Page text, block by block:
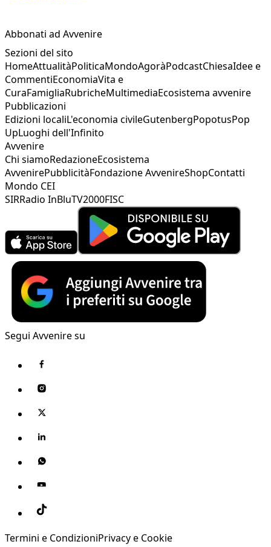
Abbonati ad Avvenire
Sezioni del sito
HomeAttualitàPoliticaMondoAgoràPodcastChiesaIdee e
CommentiEconomiaVita e
CuraFamigliaRubricheMultimediaEcosistema avvenire
Pubblicazioni
Edizioni localiL'economia civileGutenbergPopotusPop
UpLuoghi dell'Infinito
Avvenire
Chi siamoRedazioneEcosistema
AvvenirePubblicitàFondazione AvvenireShopContatti
Mondo CEI
SIRRadio InBluTV2000FISC
Segui Avvenire su
Termini e CondizioniPrivacy e Cookie